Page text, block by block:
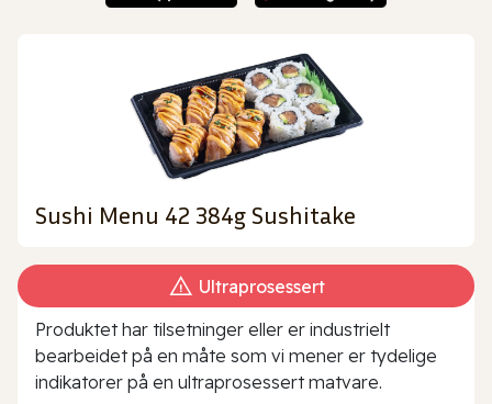
Sushi Menu 42 384g Sushitake
Ultraprosessert
Produktet har tilsetninger eller er industrielt
bearbeidet på en måte som vi mener er tydelige
indikatorer på en ultraprosessert matvare.